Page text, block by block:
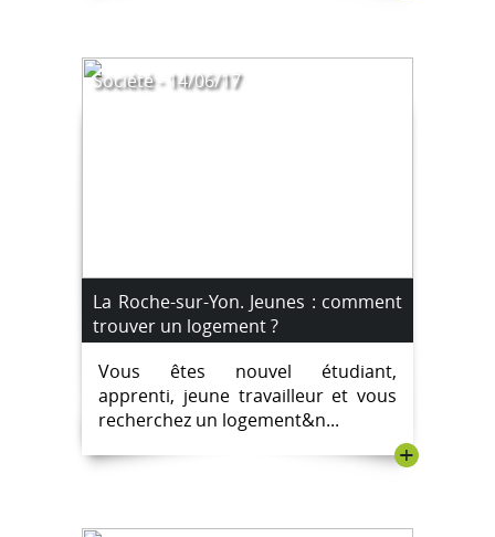
Société - 14/06/17
La Roche-sur-Yon. Jeunes : comment
trouver un logement ?
Vous êtes nouvel étudiant,
apprenti, jeune travailleur et vous
recherchez un logement&n...
+